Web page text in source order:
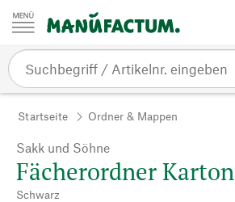
Zum Inhalt springen
Startseite Ordner & Mappen
Sakk und Söhne
Fächerordner Karton
Schwarz